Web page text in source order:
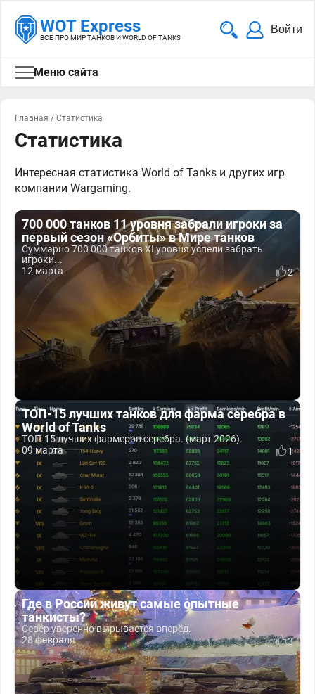
WOT Express
ВСЁ ПРО МИР ТАНКОВ И WORLD OF TANKS
Войти
Меню сайта
Главная / Статистика
Статистика
Интересная статистика World of Tanks и других игр
компании Wargaming.
700 000 танков 11 уровня забрали игроки за
первый сезон «Орбиты» в Мире танков
Суммарно 700 000 танков XI уровня успели забрать
игроки...
12 марта
2
ТОП-15 лучших танков для фарма серебра в
World of Tanks
ТОП-15 лучших фармеров серебра. (март 2026).
09 марта
1
Где в России живут самые опытные
танкисты?
Север уверенно вырывается вперёд.
28 февраля
3